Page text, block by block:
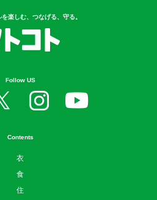
楽しむ、つなげる、守る。
Follow US
Contents
衣
食
住